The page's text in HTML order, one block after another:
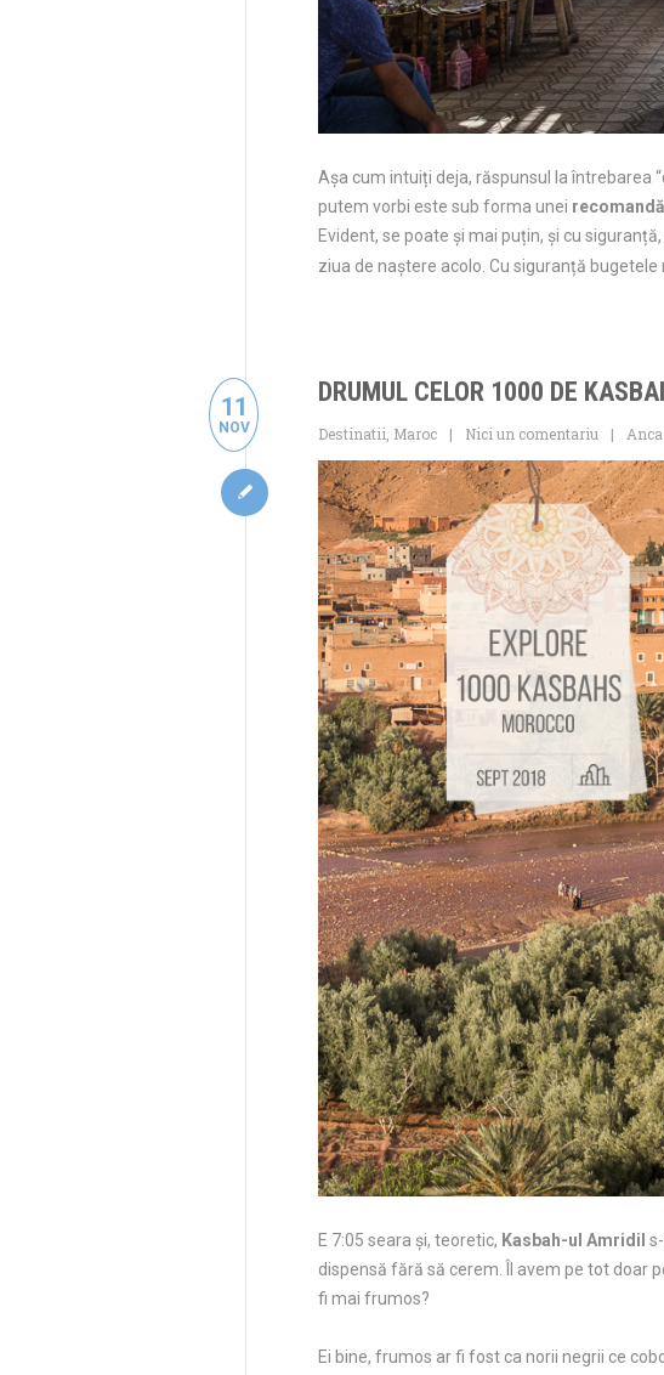
Așa cum intuiți deja, răspunsul la întrebarea
putem vorbi este sub forma unei
Evident, se poate și mai puțin, și cu
ziua de naștere acolo. Cu siguranță bugetele
11
NOV
DRUMUL CELOR 1000 DE
Destinatii Maroc Nici un comentariu
E 7:05 seara și, teoretic, Kasbah-ul Amridil
dispensă fără să cerem. Îl avem pe tot doar
fi mai frumos?
Ei bine, frumos ar fi fost ca norii negrii ce